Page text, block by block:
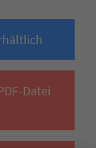
Datei